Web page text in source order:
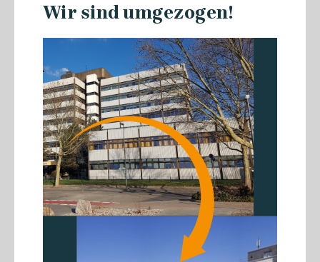
22.07.2026
#GSRNonTour: Spannende
Impulse von der HERDSA
Konferenz in Singapur
Wir sind umgezogen!